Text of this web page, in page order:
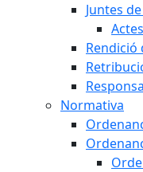
Juntes
Rendició
Normativa